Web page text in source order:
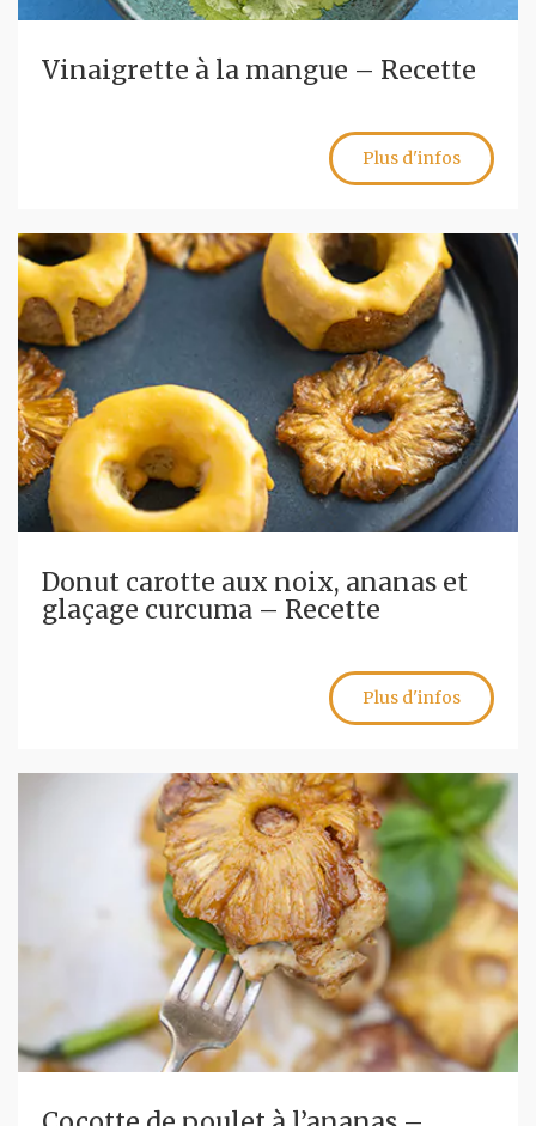
Vinaigrette à la mangue – Recette
Plus d'infos
Donut carotte aux noix, ananas et
glaçage curcuma – Recette
Plus d'infos